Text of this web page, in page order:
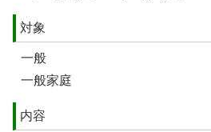
対象
一般
一般家庭
内容